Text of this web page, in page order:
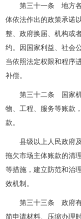
第三十一条 地方
体依法作出的政策承诺
整、政府换届、机构或
约。因国家利益、社会
当依照法定权限和程序
补偿。
第三十二条 国家
物、工程、服务等账款
款。
县级以上人民政府
拖欠市场主体账款的清
等措施，建立防范和治
效机制。
第三十三条 政府
简申请材料、压缩办理